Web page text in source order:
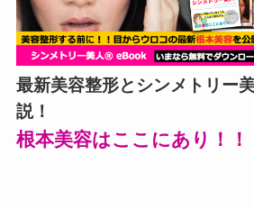
最新美容整形とシンメトリー
説！
根本美容はここにあり！！